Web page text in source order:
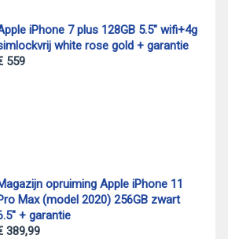
iPhone 7 plus 128GB 5.5" wifi+4g
white rose gold + garantie
559
opruiming Apple iPhone 11
Max (model 2020) 256GB zwart
+ garantie
389,99